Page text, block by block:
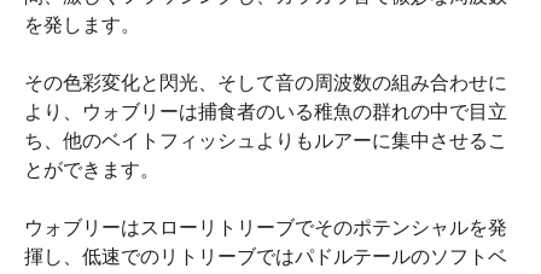
を発します。
その色彩変化と閃光、そして音の周波数の組み合わせに
より、ウォブリーは捕食者のいる稚魚の群れの中で目立
ち、他のベイトフィッシュよりもルアーに集中させるこ
とができます。
ウォブリーはスローリトリーブでそのポテンシャルを発
揮し、低速でのリトリーブではパドルテールのソフトベ